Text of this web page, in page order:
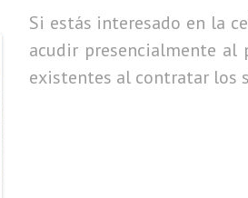
Si estás interesado en la
acudir presencialmente
existentes al contratar los